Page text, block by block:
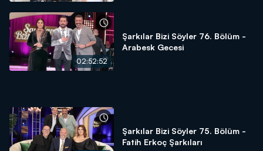
02:52:52
Şarkılar Bizi Söyler 76. Bölüm -
Arabesk Gecesi
Şarkılar Bizi Söyler 75. Bölüm -
Fatih Erkoç Şarkıları